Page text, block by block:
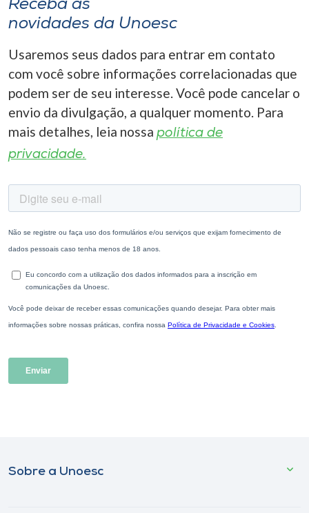
Receba as
novidades da Unoesc
Usaremos seus dados para entrar em contato
com você sobre informações correlacionadas que
podem ser de seu interesse. Você pode cancelar o
envio da divulgação, a qualquer momento. Para
mais detalhes, leia nossa política de
privacidade.
Sobre a Unoesc